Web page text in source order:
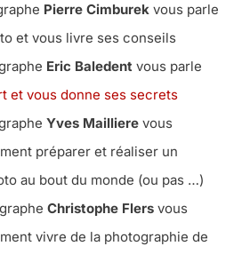
Pierre Cimburek vous parle
et vous livre ses conseils
Eric Baledent vous parle
et vous donne ses secrets
Yves Mailliere vous
préparer et réaliser un
au bout du monde (ou pas …)
Christophe Flers vous
vivre de la photographie de